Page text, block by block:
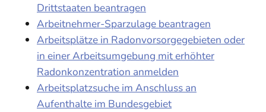
Drittstaaten beantragen
Arbeitnehmer-Sparzulage beantragen
Arbeitsplätze in Radonvorsorgegebieten oder
in einer Arbeitsumgebung mit erhöhter
Radonkonzentration anmelden
Arbeitsplatzsuche im Anschluss an
Aufenthalte im Bundesgebiet